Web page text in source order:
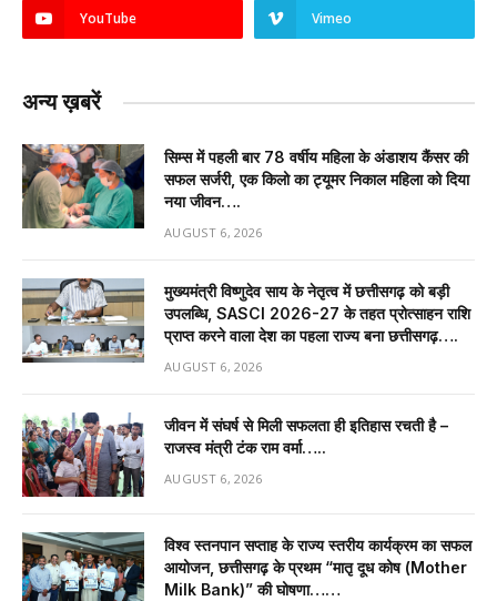
YouTube Vimeo
अन्य ख़बरें
सिम्स में पहली बार 78 वर्षीय महिला के अंडाशय कैंसर की
सफल सर्जरी, एक किलो का ट्यूमर निकाल महिला को दिया
नया जीवन….
AUGUST 6, 2026
मुख्यमंत्री विष्णुदेव साय के नेतृत्व में छत्तीसगढ़ को बड़ी
उपलब्धि, SASCI 2026-27 के तहत प्रोत्साहन राशि
प्राप्त करने वाला देश का पहला राज्य बना छत्तीसगढ़….
AUGUST 6, 2026
जीवन में संघर्ष से मिली सफलता ही इतिहास रचती है –
राजस्व मंत्री टंक राम वर्मा…..
AUGUST 6, 2026
विश्व स्तनपान सप्ताह के राज्य स्तरीय कार्यक्रम का सफल
आयोजन, छत्तीसगढ़ के प्रथम “मातृ दूध कोष (Mother
Milk Bank)” की घोषणा……